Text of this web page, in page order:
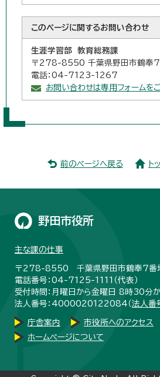
このページに関するお問い合わせ
生涯学習部 教育総務課
〒278-8550 千葉県野田市鶴奉7
電話：04-7123-1267
お問い合わせは専用フォームを
前のページへ戻る ト
野田市役所
主な課の仕事
〒278-8550 千葉県野田市鶴奉7番
電話番号：04-7125-1111（代表）
受付時間：月曜日から金曜日 8時30分か
法人番号：4000020122084（法人番
庁舎案内 市役所へのアクセス
ホームページについて